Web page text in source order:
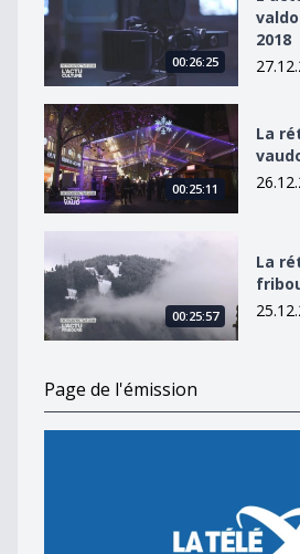
00:26:25
2018
La rétrospective vaudoise 2018
00:25:11
La
00:25:57
La
Page de l'émission